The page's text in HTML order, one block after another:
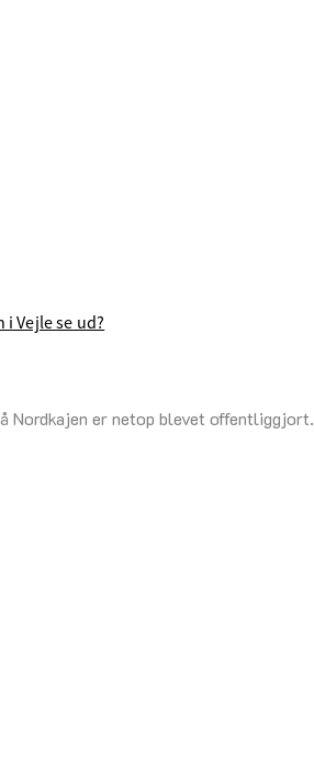
Vejle se ud?
Nordkajen er netop blevet offentliggjort.